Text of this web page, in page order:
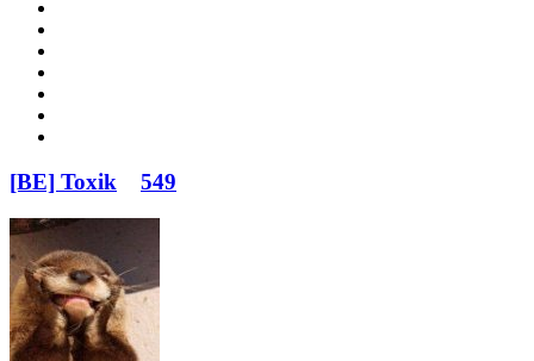
[BE] Toxik 549